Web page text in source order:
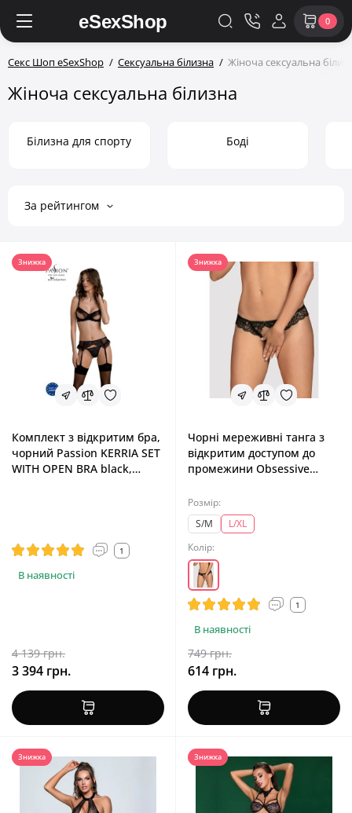
0
Секс Шоп eSexShop Сексуальна білизна Жіноча сексуальна
Жіноча сексуальна білизна
Білизна для спорту Боді
За рейтингом
Знижка
Комплект з відкритим бра,
чорний Passion KERRIA SET
WITH OPEN BRA black,
1
В наявності
4 139 грн.
3 394 грн.
Знижка
Чорні мереживні танга з
відкритим доступом до
промежини Obsessive
Black, L/XL
Розмір:
S/M
L/XL
Колір:
1
В наявності
749 грн.
614 грн.
Знижка Знижка